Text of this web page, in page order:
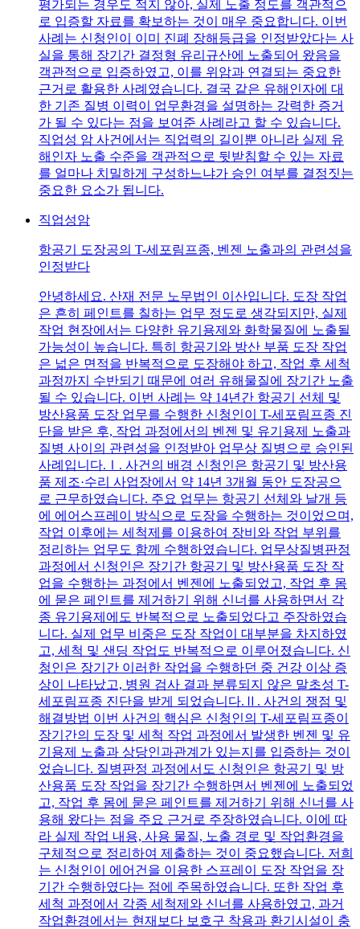
평가되는 경우도 적지 않아, 실제 노출 정도를 객관적으
로 입증할 자료를 확보하는 것이 매우 중요합니다. 이번
사례는 신청인이 이미 진폐 장해등급을 인정받았다는 사
실을 통해 장기간 결정형 유리규산에 노출되어 왔음을
객관적으로 입증하였고, 이를 위암과 연결되는 중요한
근거로 활용한 사례였습니다. 결국 같은 유해인자에 대
한 기존 질병 이력이 업무환경을 설명하는 강력한 증거
가 될 수 있다는 점을 보여준 사례라고 할 수 있습니다.
직업성 암 사건에서는 직업력의 길이뿐 아니라 실제 유
해인자 노출 수준을 객관적으로 뒷받침할 수 있는 자료
를 얼마나 치밀하게 구성하느냐가 승인 여부를 결정짓는
중요한 요소가 됩니다.
직업성암
항공기 도장공의 T-세포림프종, 벤젠 노출과의 관련성을
인정받다
안녕하세요. 산재 전문 노무법인 이산입니다. 도장 작업
은 흔히 페인트를 칠하는 업무 정도로 생각되지만, 실제
작업 현장에서는 다양한 유기용제와 화학물질에 노출될
가능성이 높습니다. 특히 항공기와 방산 부품 도장 작업
은 넓은 면적을 반복적으로 도장해야 하고, 작업 후 세척
과정까지 수반되기 때문에 여러 유해물질에 장기간 노출
될 수 있습니다. 이번 사례는 약 14년간 항공기 선체 및
방산용품 도장 업무를 수행한 신청인이 T-세포림프종 진
단을 받은 후, 작업 과정에서의 벤젠 및 유기용제 노출과
질병 사이의 관련성을 인정받아 업무상 질병으로 승인된
사례입니다.Ⅰ. 사건의 배경 신청인은 항공기 및 방산용
품 제조·수리 사업장에서 약 14년 3개월 동안 도장공으
로 근무하였습니다. 주요 업무는 항공기 선체와 날개 등
에 에어스프레이 방식으로 도장을 수행하는 것이었으며,
작업 이후에는 세척제를 이용하여 장비와 작업 부위를
정리하는 업무도 함께 수행하였습니다. 업무상질병판정
과정에서 신청인은 장기간 항공기 및 방산용품 도장 작
업을 수행하는 과정에서 벤젠에 노출되었고, 작업 후 몸
에 묻은 페인트를 제거하기 위해 신너를 사용하면서 각
종 유기용제에도 반복적으로 노출되었다고 주장하였습
니다. 실제 업무 비중은 도장 작업이 대부분을 차지하였
고, 세척 및 샌딩 작업도 반복적으로 이루어졌습니다. 신
청인은 장기간 이러한 작업을 수행하던 중 건강 이상 증
상이 나타났고, 병원 검사 결과 분류되지 않은 말초성 T-
세포림프종 진단을 받게 되었습니다.Ⅱ. 사건의 쟁점 및
해결방법 이번 사건의 핵심은 신청인의 T-세포림프종이
장기간의 도장 및 세척 작업 과정에서 발생한 벤젠 및 유
기용제 노출과 상당인과관계가 있는지를 입증하는 것이
었습니다. 질병판정 과정에서도 신청인은 항공기 및 방
산용품 도장 작업을 장기간 수행하면서 벤젠에 노출되었
고, 작업 후 몸에 묻은 페인트를 제거하기 위해 신너를 사
용해 왔다는 점을 주요 근거로 주장하였습니다. 이에 따
라 실제 작업 내용, 사용 물질, 노출 경로 및 작업환경을
구체적으로 정리하여 제출하는 것이 중요했습니다. 저희
는 신청인이 에어건을 이용한 스프레이 도장 작업을 장
기간 수행하였다는 점에 주목하였습니다. 또한 작업 후
세척 과정에서 각종 세척제와 신너를 사용하였고, 과거
작업환경에서는 현재보다 보호구 착용과 환기시설이 충